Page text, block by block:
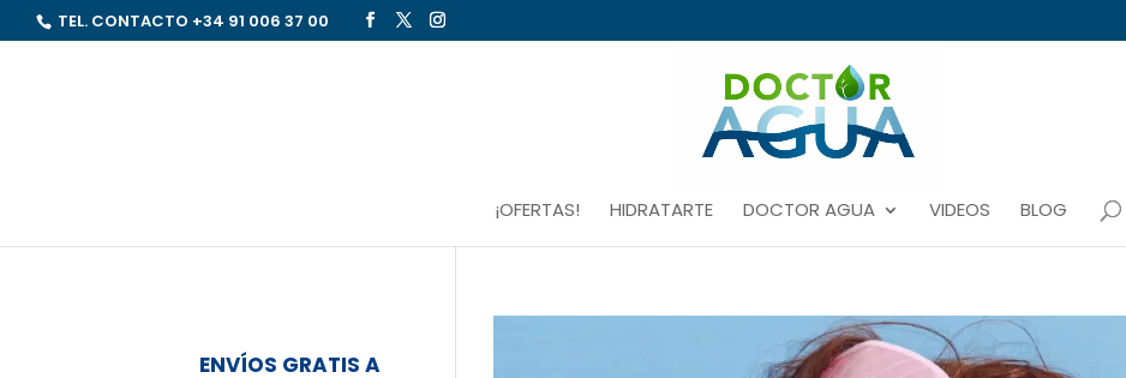
TEL. CONTACTO +34 91 006 37 00
¡OFERTAS! HIDRATARTE DOCTOR AGUA VIDEOS BLOG
ENVÍOS GRATIS A